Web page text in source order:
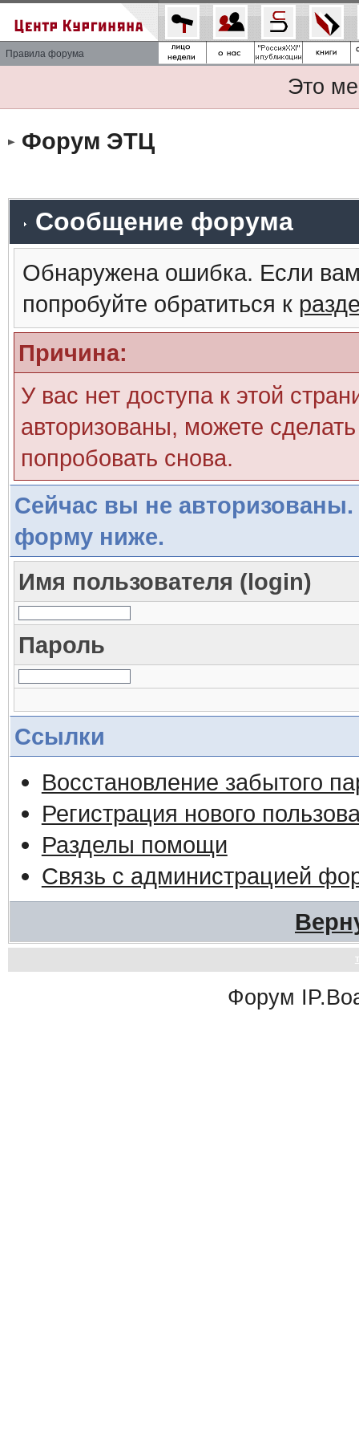
Правила форума
Это
Форум ЭТЦ
Сообщение форума
Обнаружена ошибка. Если
попробуйте обратиться к
Причина:
У вас нет доступа к этой
авторизованы, можете
попробовать снова.
Сейчас вы не авторизованы.
форму ниже.
Имя пользователя (login)
Пароль
Ссылки
Восстановление забытого
Регистрация нового
Разделы помощи
Связь с администрацией
Форум